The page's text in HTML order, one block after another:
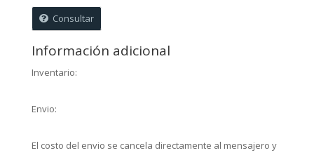
6
(Entrega
cantidad
Consultar
Información adicional
Inventario:
Envio:
El costo del envio se cancela directamente al mensajero y